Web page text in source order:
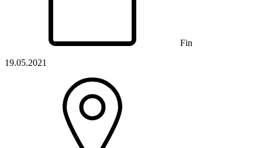
Fin
19.05.2021